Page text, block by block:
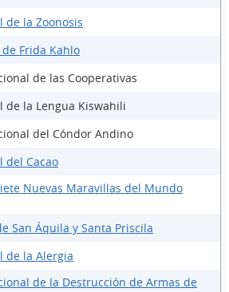
de la Zoonosis
Frida Kahlo
de las Cooperativas
de la Lengua Kiswahili
del Cóndor Andino
del Cacao
Nuevas Maravillas del Mundo
San Áquila y Santa Priscila
de la Alergia
de la Destrucción de Armas de